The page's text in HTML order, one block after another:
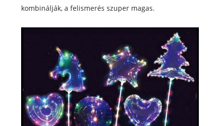
kombinálják, a felismerés szuper magas.